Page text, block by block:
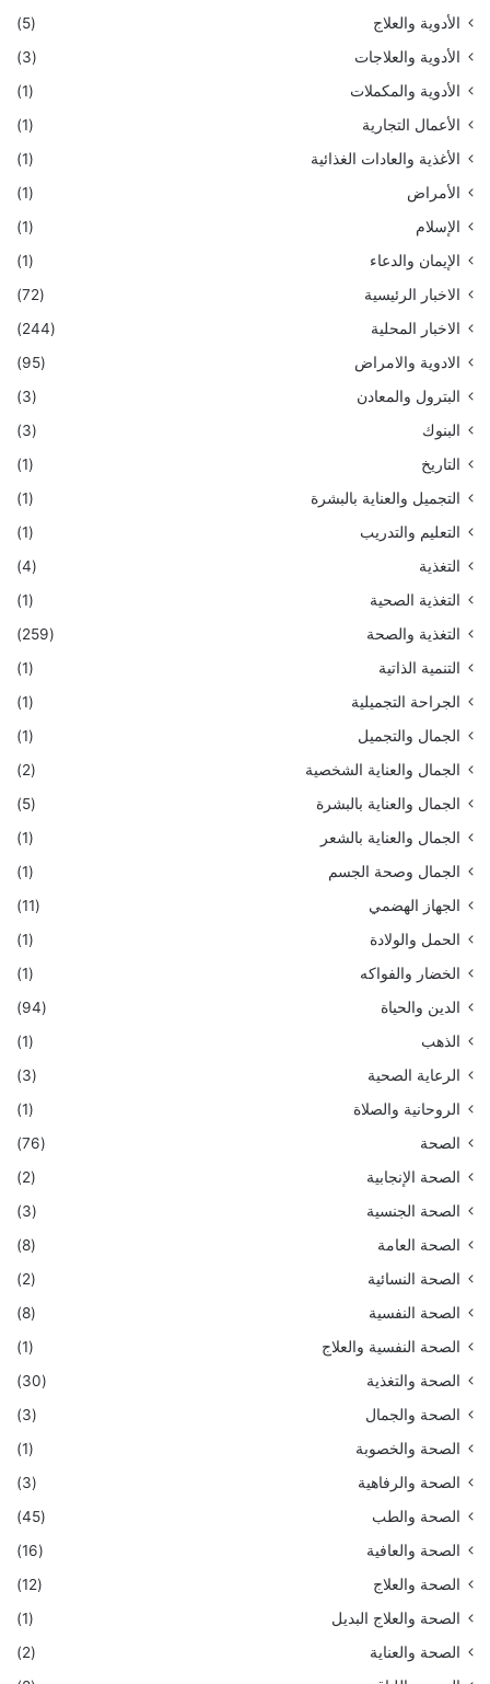
الأدوية والعلاج
(5)
الأدوية والعلاجات
(3)
الأدوية والمكملات
(1)
الأعمال التجارية
(1)
الأغذية والعادات الغذائية
(1)
الأمراض
(1)
الإسلام
(1)
الإيمان والدعاء
(1)
الاخبار الرئيسية
(72)
الاخبار المحلية
(244)
الادوية والامراض
(95)
البترول والمعادن
(3)
البنوك
(3)
التاريخ
(1)
التجميل والعناية بالبشرة
(1)
التعليم والتدريب
(1)
التغذية
(4)
التغذية الصحية
(1)
التغذية والصحة
(259)
التنمية الذاتية
(1)
الجراحة التجميلية
(1)
الجمال والتجميل
(1)
الجمال والعناية الشخصية
(2)
الجمال والعناية بالبشرة
(5)
الجمال والعناية بالشعر
(1)
الجمال وصحة الجسم
(1)
الجهاز الهضمي
(11)
الحمل والولادة
(1)
الخضار والفواكه
(1)
الدين والحياة
(94)
الذهب
(1)
الرعاية الصحية
(3)
الروحانية والصلاة
(1)
الصحة
(76)
الصحة الإنجابية
(2)
الصحة الجنسية
(3)
الصحة العامة
(8)
الصحة النسائية
(2)
الصحة النفسية
(8)
الصحة النفسية والعلاج
(1)
الصحة والتغذية
(30)
الصحة والجمال
(3)
الصحة والخصوبة
(1)
الصحة والرفاهية
(3)
الصحة والطب
(45)
الصحة والعافية
(16)
الصحة والعلاج
(12)
الصحة والعلاج البديل
(1)
الصحة والعناية
(2)